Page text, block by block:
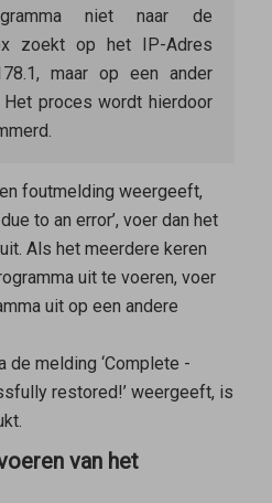
niet naar de
zoekt op het IP-Adres
maar op een ander
Het proces wordt hierdoor
foutmelding weergeeft,
to an error’, voer dan het
Als het meerdere keren
uit te voeren, voer
uit op een andere
de melding ‘Complete -
restored!’ weergeeft, is
van het